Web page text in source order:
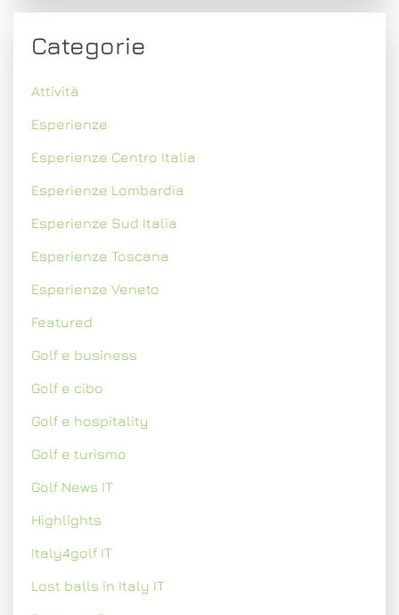
Categorie
Attività
Esperienze
Esperienze Centro Italia
Esperienze Lombardia
Esperienze Sud Italia
Esperienze Toscana
Esperienze Veneto
Featured
Golf e business
Golf e cibo
Golf e hospitality
Golf e turismo
Golf News IT
Highlights
Italy4golf IT
Lost balls in Italy IT